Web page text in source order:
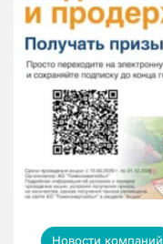
Новости компаний